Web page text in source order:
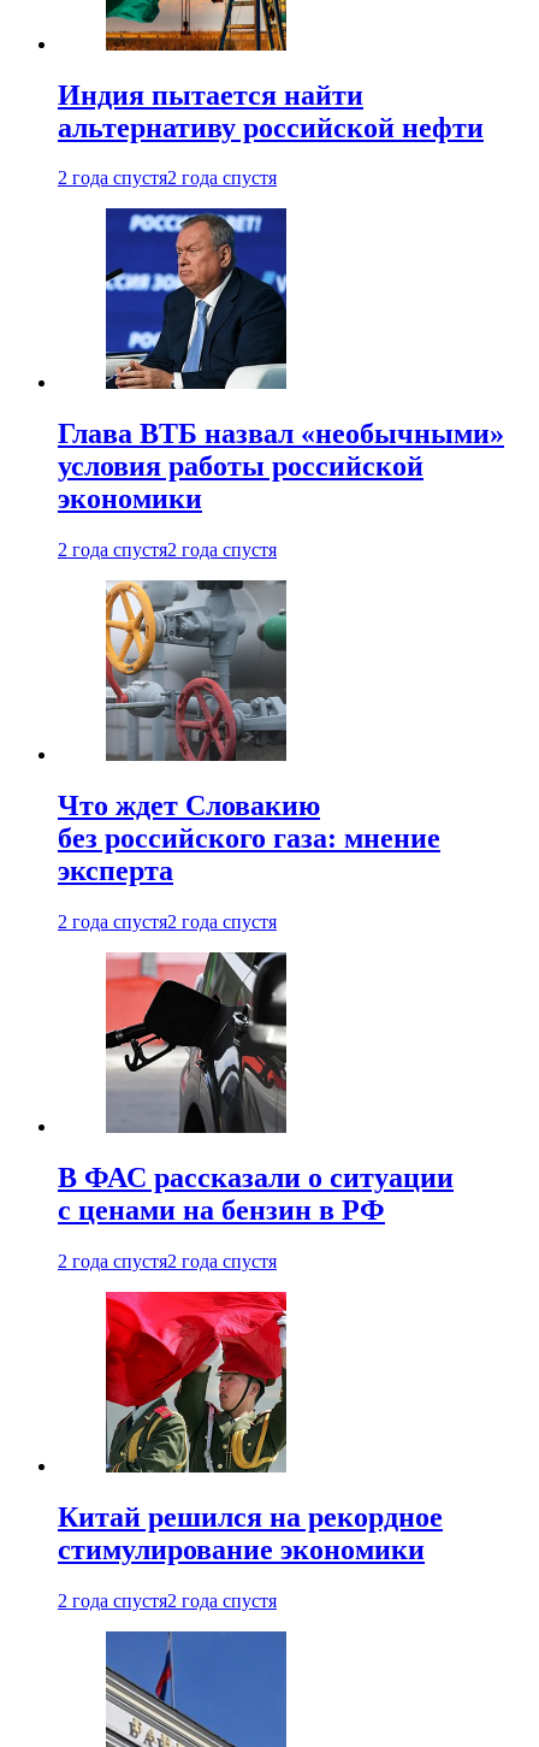
Индия пытается найти
альтернативу российской нефти
2 года спустя2 года спустя
Глава ВТБ назвал «необычными»
условия работы российской
экономики
2 года спустя2 года спустя
Что ждет Словакию
без российского газа: мнение
эксперта
2 года спустя2 года спустя
В ФАС рассказали о ситуации
с ценами на бензин в РФ
2 года спустя2 года спустя
Китай решился на рекордное
стимулирование экономики
2 года спустя2 года спустя